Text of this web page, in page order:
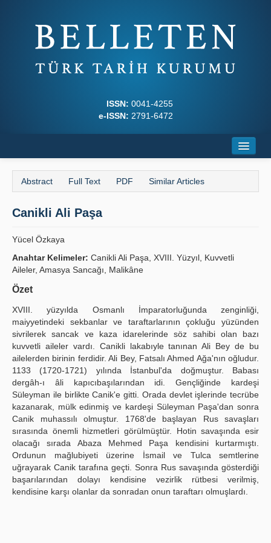
ISSN: 0041-4255
e-ISSN: 2791-6472
About
Journal Boards
Writing Rules
Principles
Publication Policies
Guidelines
Contact Us
Abstract Full Text PDF Similar Articles
Canikli Ali Paşa
Yücel Özkaya
Anahtar Kelimeler: Canikli Ali Paşa, XVIII. Yüzyıl, Kuvvetli
Aileler, Amasya Sancağı, Malikâne
Özet
XVIII. yüzyılda Osmanlı İmparatorluğunda zenginliği,
maiyyetindeki sekbanlar ve taraftarlarının çokluğu yüzünden
sivrilerek sancak ve kaza idarelerinde söz sahibi olan bazı
kuvvetli aileler vardı. Canikli lakabıyle tanınan Ali Bey de bu
ailelerden birinin ferdidir. Ali Bey, Fatsalı Ahmed Ağa'nın oğludur.
1133 (1720-1721) yılında İstanbul'da doğmuştur. Babası
dergâh-ı âli kapıcıbaşılarından idi. Gençliğinde kardeşi
Süleyman ile birlikte Canik'e gitti. Orada devlet işlerinde tecrübe
kazanarak, mülk edinmiş ve kardeşi Süleyman Paşa'dan sonra
Canik muhassılı olmuştur. 1768'de başlayan Rus savaşları
sırasında önemli hizmetleri görülmüştür. Hotin savaşında esir
olacağı sırada Abaza Mehmed Paşa kendisini kurtarmıştı.
Ordunun mağlubiyeti üzerine İsmail ve Tulca semtlerine
uğrayarak Canik tarafına geçti. Sonra Rus savaşında gösterdiği
başarılarından dolayı kendisine vezirlik rütbesi verilmiş,
kendisine karşı olanlar da sonradan onun taraftarı olmuşlardı.